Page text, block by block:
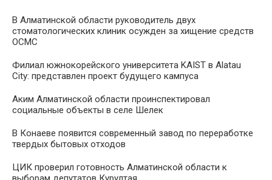
В Алматинской области руководитель двух
стоматологических клиник осужден за хищение средств
ОСМС
Филиал южнокорейского университета KAIST в Alatau
City: представлен проект будущего кампуса
Аким Алматинской области проинспектировал
социальные объекты в селе Шелек
В Конаеве появится современный завод по переработке
твердых бытовых отходов
ЦИК проверил готовность Алматинской области к